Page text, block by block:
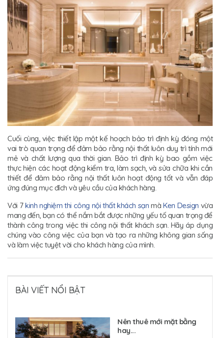
Cuối cùng, việc thiết lập một kế hoạch bảo trì định kỳ đóng một
vai trò quan trọng để đảm bảo rằng nội thất luôn duy trì tính mới
mẻ và chất lượng qua thời gian. Bảo trì định kỳ bao gồm việc
thực hiện các hoạt động kiểm tra, làm sạch, và sửa chữa khi cần
thiết để đảm bảo rằng nội thất luôn hoạt động tốt và vẫn đáp
ứng đúng mục đích và yêu cầu của khách hàng.
Với 7kinh nghiệm thi công nội thất khách sạn mà Ken Design vừa
mang đến, bạn có thể nắm bắt được những yếu tố quan trọng để
thành công trong việc thi công nội thất khách sạn. Hãy áp dụng
chúng vào công việc của bạn và tạo ra những không gian sống
và làm việc tuyệt vời cho khách hàng của mình.
BÀI VIẾT NỔI BẬT
Nên thuê mới mặt bằng
hay...